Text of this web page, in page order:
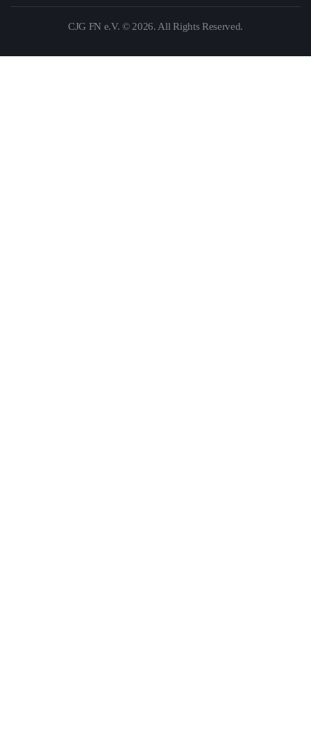
CJG FN e.V. © 2026. All Rights Reserved.